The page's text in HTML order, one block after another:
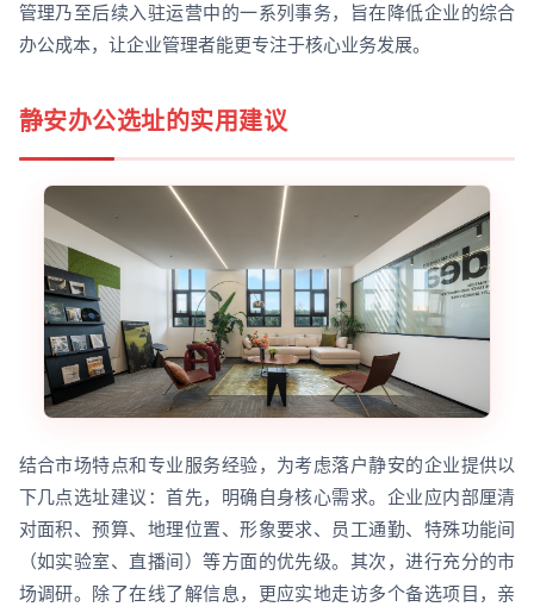
管理乃至后续入驻运营中的一系列事务，旨在降低企业的综合
办公成本，让企业管理者能更专注于核心业务发展。
静安办公选址的实用建议
结合市场特点和专业服务经验，为考虑落户静安的企业提供以
下几点选址建议：首先，明确自身核心需求。企业应内部厘清
对面积、预算、地理位置、形象要求、员工通勤、特殊功能间
（如实验室、直播间）等方面的优先级。其次，进行充分的市
场调研。除了在线了解信息，更应实地走访多个备选项目，亲